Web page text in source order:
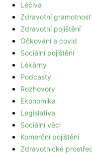
Léčiva
Zdravotní gramotnost
Zdravotní pojištění
Očkování a covid
Sociální pojištění
Lékárny
Podcasty
Rozhovory
Ekonomika
Legislativa
Sociální věci
Komerční pojištění
Zdravotnické